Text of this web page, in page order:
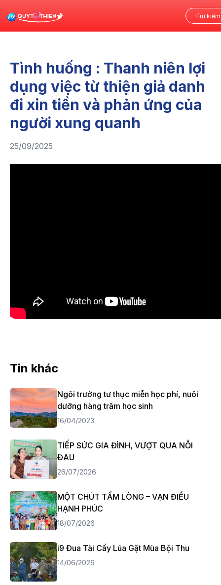
Tình huống : Thanh niên lợi
dụng việc từ thiện giả danh
đi xin tiền và phản ứng của
người xung quanh
25/09/2025
Tin khác
Ngôi trường tư thục miễn học phí, nuôi
dưỡng hàng trăm học sinh
16/04/2023
TIẾP SỨC GIA ĐÌNH, VƯỢT QUA NỖI
ĐAU
26/07/2026
MỘT CHÚT TẤM LÒNG – VẠN ĐIỀU
HẠNH PHÚC
18/07/2026
i9 Đua Tài Cấy Lúa Gặt Mùa Bội Thu
14/06/2026